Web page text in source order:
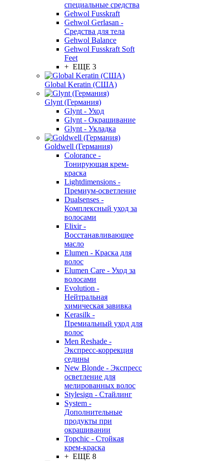
специальные средства
Gehwol Fusskraft
Gehwol Gerlasan -
Средства для тела
Gehwol Balance
Gehwol Fusskraft Soft
Feet
+ ЕЩЕ 3
Global Keratin (США)
Glynt (Германия)
Glynt - Уход
Glynt - Окрашивание
Glynt - Укладка
Goldwell (Германия)
Colorance -
Тонирующая крем-
краска
Lightdimensions -
Премиум-осветление
Dualsenses -
Комплексный уход за
волосами
Elixir -
Восстанавливающее
масло
Elumen - Краска для
волос
Elumen Care - Уход за
волосами
Evolution -
Нейтральная
химическая завивка
Kerasilk -
Премиальный уход для
волос
Men Reshade -
Экспресс-коррекция
седины
New Blonde - Экспресс
осветление для
мелированных волос
Stylesign - Стайлинг
System -
Дополнительные
продукты при
окрашивании
Topchic - Стойкая
крем-краска
+ ЕЩЕ 8